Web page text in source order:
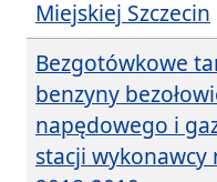
Miejskiej Szczecin
Bezgotówkowe
benzyny
napędowego i
stacji wykonawcy